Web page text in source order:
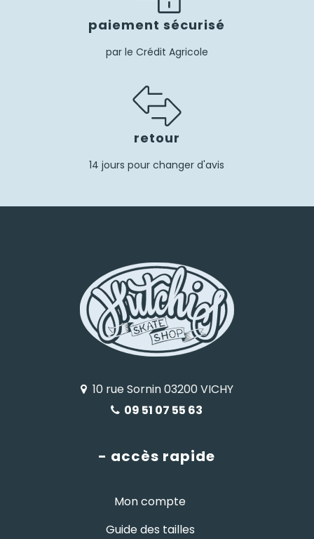
paiement sécurisé
par le Crédit Agricole
retour
14 jours pour changer d'avis
10 rue Sornin 03200 VICHY
09 51 07 55 63
- accès rapide
Mon compte
Guide des tailles